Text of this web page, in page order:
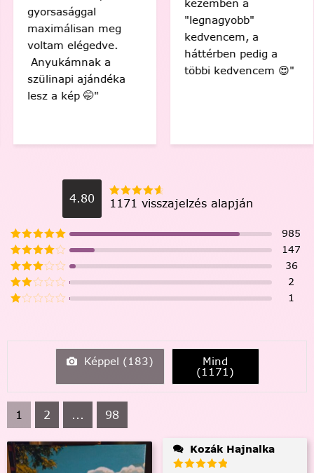
gyorsasággal
maximálisan meg
voltam elégedve.
Anyukámnak a
szülinapi ajándéka
lesz a kép 🤭"
"legnagyobb"
kedvencem, a
háttérben pedig a
többi kedvencem 😍"
4.80 1171 visszajelzés alapján
985
147
36
2
1
Képpel (183) Mind
(1171)
1 2 ... 98
Kozák Hajnalka